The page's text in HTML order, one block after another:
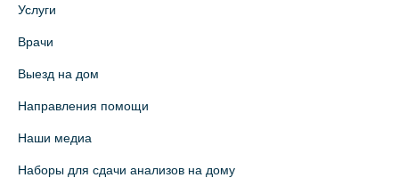
Услуги
Врачи
Выезд на дом
Направления помощи
Наши медиа
Наборы для сдачи анализов на дому